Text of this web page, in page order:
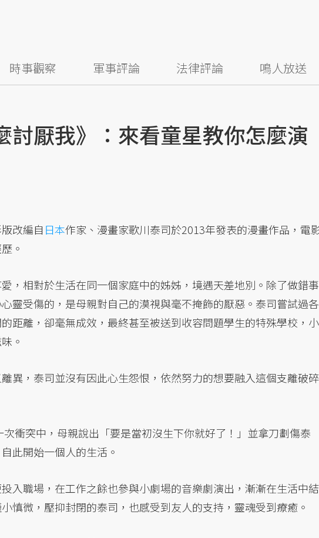
時事觀察 軍事評論 法律評論 鳴人放送
討厭我》：來看童星教你怎麼演
改編自日本作家、漫畫家歌川泰司於2013年發表的漫畫作品，電
。
，相對於生活在同一個家庭中的姊姊，境遇天差地別。除了做錯事
靈受傷的，是母親對自己的漠視與毫不掩飾的厭惡。泰司嘗試過各
距離，卻毫無成效，最終甚至被送到收容問題學生的特殊學校，小
。
異，泰司並沒有因此心生怨恨，依然努力的想要融入這個支離破碎
衝突中，母親說出「要是當初沒生下你就好了！」並拿刀劃傷泰
此開始一個人的生活。
入職場，在工作之餘也參與小劇場的音樂劇演出，漸漸在生活中結
慎微，壓抑封閉的泰司，也感受到友人的支持，靈魂受到療癒。